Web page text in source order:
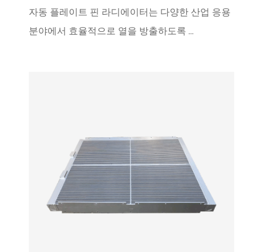
자동 플레이트 핀 라디에이터는 다양한 산업 응용
분야에서 효율적으로 열을 방출하도록 ...